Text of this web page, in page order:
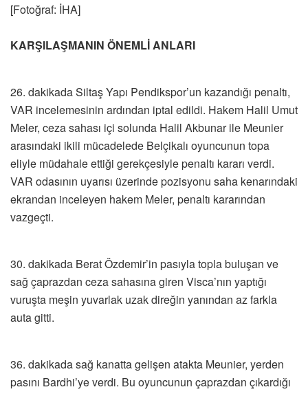
[Fotoğraf: İHA]
KARŞILAŞMANIN ÖNEMLİ ANLARI
26. dakikada Siltaş Yapı Pendikspor’un kazandığı penaltı,
VAR incelemesinin ardından iptal edildi. Hakem Halil Umut
Meler, ceza sahası içi solunda Halil Akbunar ile Meunier
arasındaki ikili mücadelede Belçikalı oyuncunun topa
eliyle müdahale ettiği gerekçesiyle penaltı kararı verdi.
VAR odasının uyarısı üzerinde pozisyonu saha kenarındaki
ekrandan inceleyen hakem Meler, penaltı kararından
vazgeçti.
30. dakikada Berat Özdemir’in pasıyla topla buluşan ve
sağ çaprazdan ceza sahasına giren Visca’nın yaptığı
vuruşta meşin yuvarlak uzak direğin yanından az farkla
auta gitti.
36. dakikada sağ kanatta gelişen atakta Meunier, yerden
pasını Bardhi’ye verdi. Bu oyuncunun çaprazdan çıkardığı